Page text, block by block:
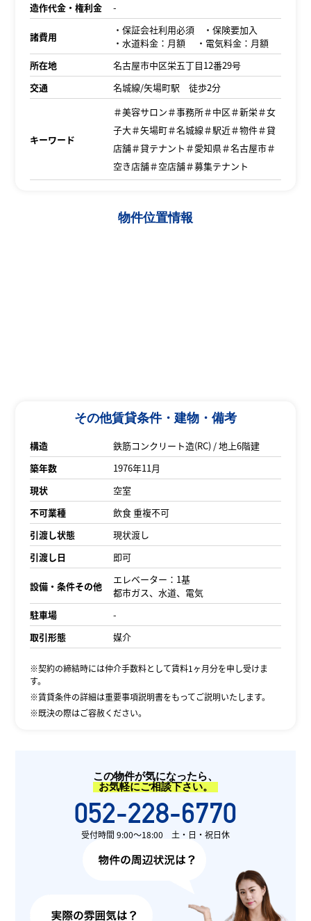
造作代金・権利金
-
諸費用
・保証会社利用必須 ・保険要加入
・水道料金：月額 ・電気料金：月額
所在地
名古屋市中区栄五丁目12番29号
交通
名城線/矢場町駅 徒歩2分
キーワード
＃美容サロン＃事務所＃中区＃新栄＃女
子大＃矢場町＃名城線＃駅近＃物件＃貸
店舗＃貸テナント＃愛知県＃名古屋市＃
空き店舗＃空店舗＃募集テナント
物件位置情報
その他賃貸条件・建物・備考
構造
鉄筋コンクリート造(RC) / 地上6階建
築年数
1976年11月
現状
空室
不可業種
飲食 重複不可
引渡し状態
現状渡し
引渡し日
即可
設備・条件その他
エレベーター：1基
都市ガス、水道、電気
駐車場
-
取引形態
媒介
※契約の締結時には仲介手数料として賃料1ヶ月分を申し受けま
す。
※賃貸条件の詳細は重要事項説明書をもってご説明いたします。
※既決の際はご容赦ください。
この物件が気になったら、
お気軽にご相談下さい。
052-228-6770
受付時間 9:00〜18:00 土・日・祝日休